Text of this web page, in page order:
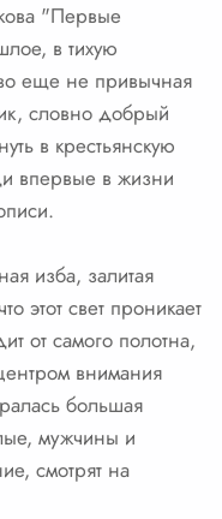
"Первые
в тихую
еще не привычная
словно добрый
в крестьянскую
впервые в жизни
изба, залитая
этот свет проникает
от самого полотна,
внимания
большая
мужчины и
смотрят на